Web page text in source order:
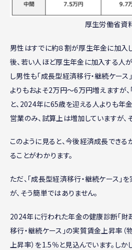
厚生労働省資
男性はすでに約８割が厚生年金に加入
後、若い人ほど厚生年金に加入する人
し男性も「成長型経済移行・継続ケー
よりもおよそ2万円〜6万円増えますが
と、2024年に65歳を迎える人よりも年
営業のみ、試算上は増加していますが、
このように見ると、今後経済成長でき
ることがわかります。
ただ、「成長型経済移行・継続ケース」
が、そう簡単ではありません。
2024年に行われた年金の健康診断「財
移行・継続ケース」の実質賃金上昇率
上昇率）を1.5％と見込んでいます。し